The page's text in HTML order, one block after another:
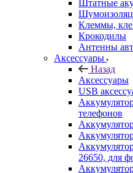
Штатные
Клеммы,
Крокодилы
Антенны
Аксессуары
Назад
Аксессуары
USB
телефонов
26650, для